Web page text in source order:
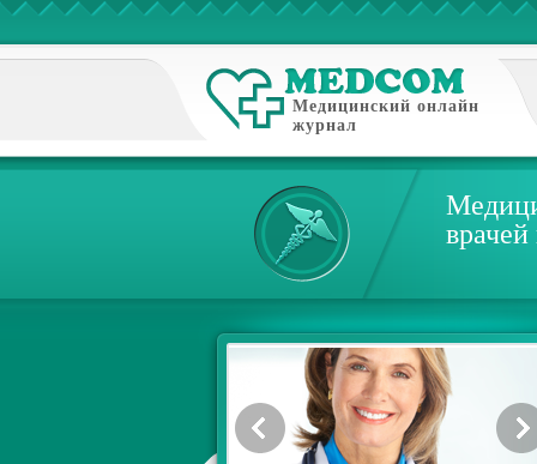
Медицинский онлайн
журнал